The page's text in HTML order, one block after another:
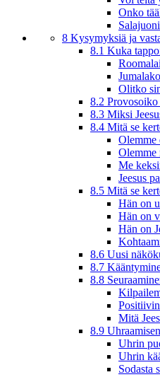
Onko
8 Kysymyksiä ja
8.1 Kuka
Olitko
8.2 Provosoiko
8.3 Miksi
8.4 Mitä se
Olemme
Olemme
Me
Jeesus
8.5 Mitä se
Hän on
Hän on
Hän on
8.6 Uusi
8.7
8.8
Mitä
8.9
Uhrin
Uhrin
Sodasta